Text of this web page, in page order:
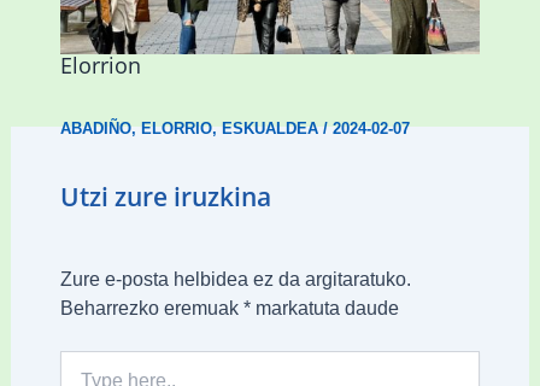
presentzia indartu du Abadiñon eta
Elorrion
ABADIÑO,ELORRIO,ESKUALDEA/2024-02-07
Utzi zure iruzkina
Zure e-posta helbidea ez da argitaratuko.
Beharrezko eremuak *markatuta daude